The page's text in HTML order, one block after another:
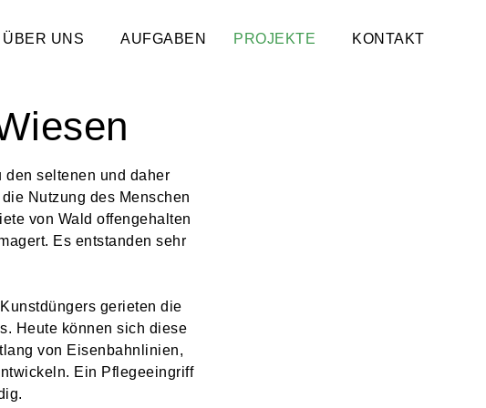
ÜBER UNS AUFGABEN PROJEKTE KONTAKT
den seltenen und daher
Nutzung des Menschen
von Wald offengehalten
Es entstanden sehr
gerieten die
Heute können sich diese
von Eisenbahnlinien,
Ein Pflegeeingriff